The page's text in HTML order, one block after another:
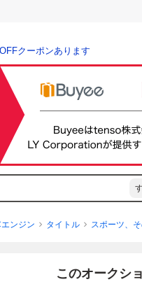
クーポンあります
ンジン タイトル スポーツ、
このオークシ